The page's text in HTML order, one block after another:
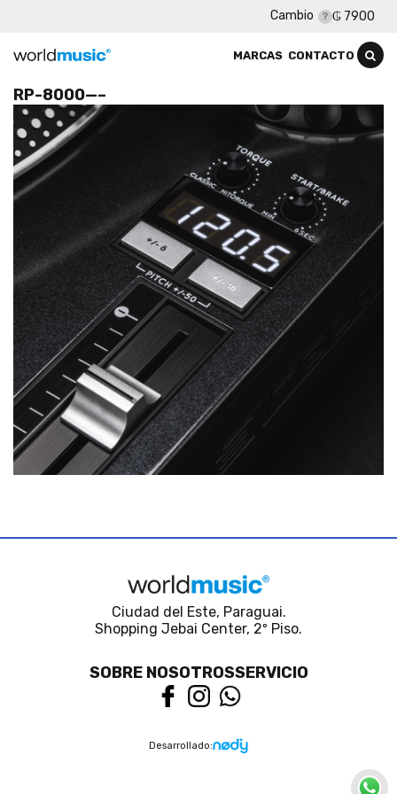
Cambio ₲ 7900
MARCAS CONTACTO
RP-8000—–
Ciudad del Este, Paraguai.
Shopping Jebai Center, 2º Piso.
SOBRE NOSOTROSSERVICIO
Desarrollado: